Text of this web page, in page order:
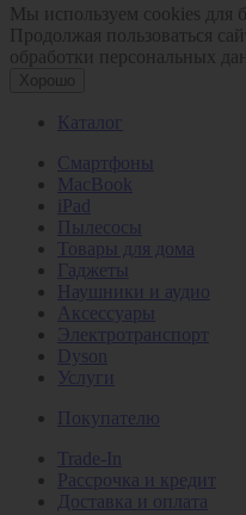
Мы используем cookies для
Продолжая пользоваться
обработки персональных
Хорошо
Каталог
Смартфоны
MacBook
iPad
Пылесосы
Товары для дома
Гаджеты
Наушники и аудио
Аксессуары
Электротранспорт
Dyson
Услуги
Покупателю
Trade-In
Рассрочка и кредит
Доставка и оплата